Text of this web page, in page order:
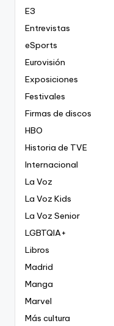
E3
Entrevistas
eSports
Eurovisión
Exposiciones
Festivales
Firmas de discos
HBO
Historia de TVE
Internacional
La Voz
La Voz Kids
La Voz Senior
LGBTQIA+
Libros
Madrid
Manga
Marvel
Más cultura